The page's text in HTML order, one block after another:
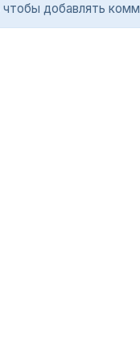
чтобы добавлять